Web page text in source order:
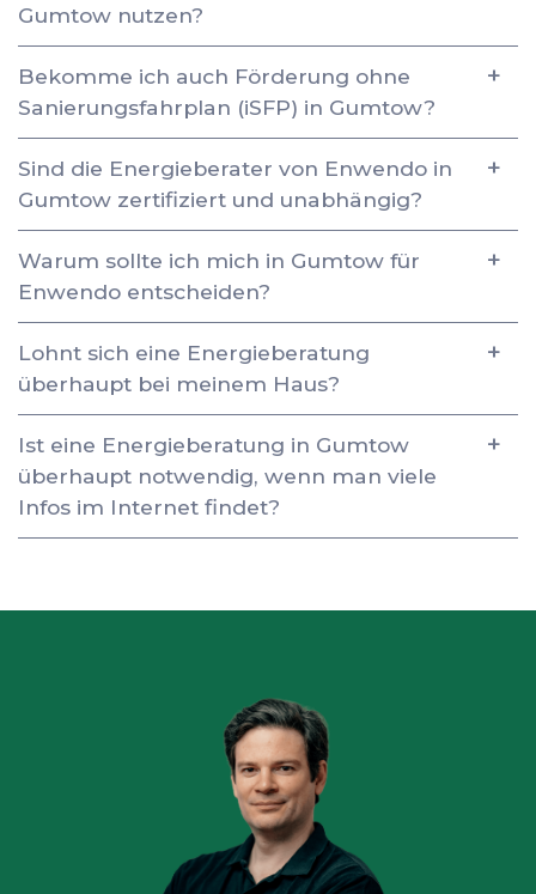
Gumtow nutzen?
Bekomme ich auch Förderung ohne
Sanierungsfahrplan (iSFP) in Gumtow?
Sind die Energieberater von Enwendo in
Gumtow zertifiziert und unabhängig?
Warum sollte ich mich in Gumtow für
Enwendo entscheiden?
Lohnt sich eine Energieberatung
überhaupt bei meinem Haus?
Ist eine Energieberatung in Gumtow
überhaupt notwendig, wenn man viele
Infos im Internet findet?